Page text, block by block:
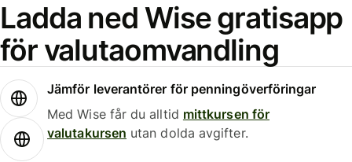
Ladda ned Wise gratisapp
för valutaomvandling
Jämför leverantörer för penningöverföringar
Med Wise får du alltid mittkursen för
valutakursen utan dolda avgifter.